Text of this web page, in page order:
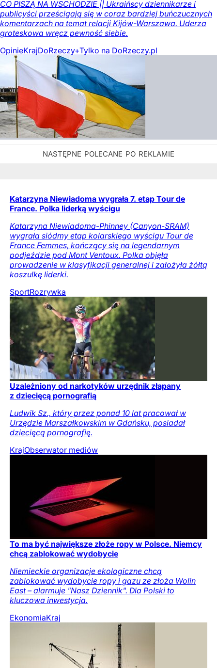
CO PISZĄ NA WSCHODZIE || Ukraińscy dziennikarze i
publicyści prześcigają się w coraz bardziej buńczucznych
komentarzach na temat relacji Kijów-Warszawa. Uderza
groteskowa wręcz pewność siebie.
OpinieKrajDoRzeczy+Tylko na DoRzeczy.pl
Katarzyna Niewiadoma wygrała 7. etap Tour de
France. Polka liderką wyścigu
Katarzyna Niewiadoma-Phinney (Canyon-SRAM)
wygrała siódmy etap kolarskiego wyścigu Tour de
France Femmes, kończący się na legendarnym
podjeździe pod Mont Ventoux. Polka objęła
prowadzenie w klasyfikacji generalnej i założyła żółtą
koszulkę liderki.
SportRozrywka
Uzależniony od narkotyków urzędnik złapany
z dziecięcą pornografią
Ludwik Sz., który przez ponad 10 lat pracował w
Urzędzie Marszałkowskim w Gdańsku, posiadał
dziecięcą pornografię.
KrajObserwator mediów
To ma być największe złoże ropy w Polsce. Niemcy
chcą zablokować wydobycie
Niemieckie organizacje ekologiczne chcą
zablokować wydobycie ropy i gazu ze złoża Wolin
East – alarmuje "Nasz Dziennik". Dla Polski to
kluczowa inwestycja.
EkonomiaKraj